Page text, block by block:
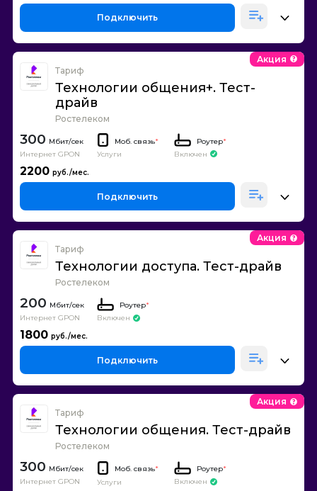
Подключить
Тариф
Технологии общения+. Тест-
драйв
Ростелеком
Акция
300
Интернет GPON
Моб. связь*
Услуги
Роутер*
Включен
2200
Подключить
Тариф
Технологии доступа. Тест-драйв
Ростелеком
Акция
200
Интернет GPON
Роутер*
Включен
1800
Подключить
Тариф
Технологии общения. Тест-драйв
Ростелеком
Акция
300
Интернет GPON
Моб. связь*
Услуги
Роутер*
Включен